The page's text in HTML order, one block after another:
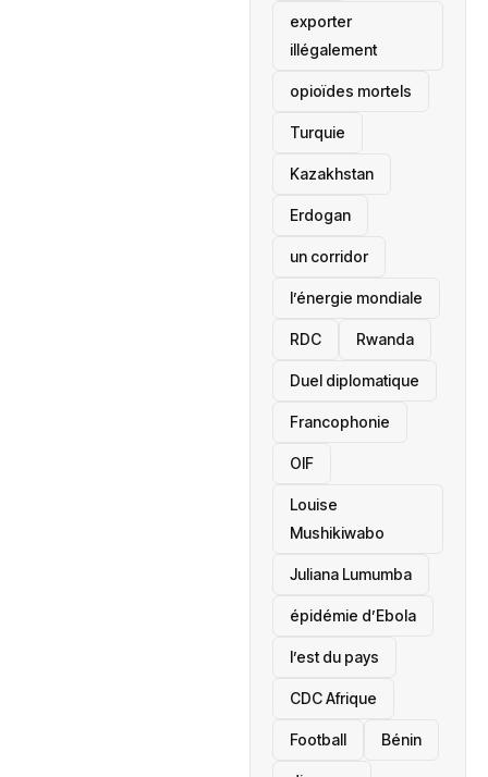
exporter
illégalement
opioïdes mortels
‎Turquie
Kazakhstan
Erdogan
un corridor
l’énergie mondiale
RDC Rwanda
Duel diplomatique
Francophonie
OIF
Louise
Mushikiwabo
Juliana Lumumba
épidémie d’Ebola
l’est du pays
CDC Afrique
Football Bénin